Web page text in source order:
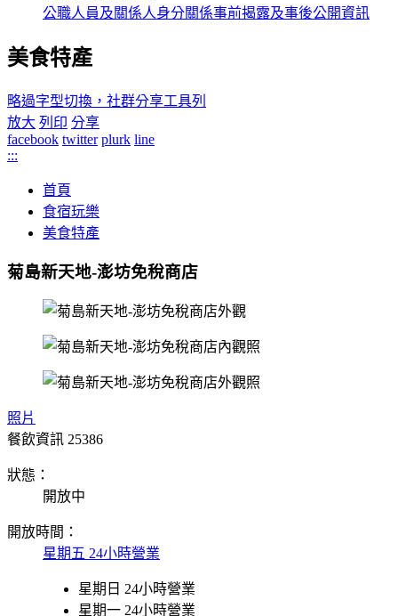
公職人員及關係人身分關係事前揭露及事後公開資訊
美食特產
略過字型切換，社群分享工具列
放大 列印 分享
facebook twitter plurk line
:::
首頁
食宿玩樂
美食特產
菊島新天地-澎坊免稅商店
照片
餐飲資訊 25386
狀態：
開放中
開放時間：
星期五 24小時營業
星期日 24小時營業
星期一 24小時營業